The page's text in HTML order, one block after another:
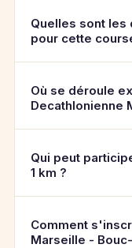
Quelles sont
pour cette
Où se déroule
Decathlonienne
Qui peut
1 km ?
Comment
Marseille -